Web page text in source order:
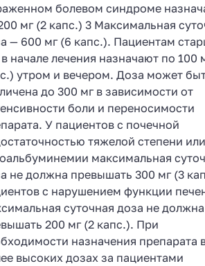
болевом синдроме
мг (2 капс.) 3 Максимальная
— 600 мг (6 капс.). Пациентам
в начале лечения назначают по 100
утром и вечером. Доза может
до 300 мг в зависимости от
боли и переносимости
У пациентов с почечной
тяжелой степени
максимальная
не должна превышать 300 мг (3
с нарушением функции
суточная доза не должна
200 мг (2 капс.). При
назначения препарата
высоких дозах за пациентами